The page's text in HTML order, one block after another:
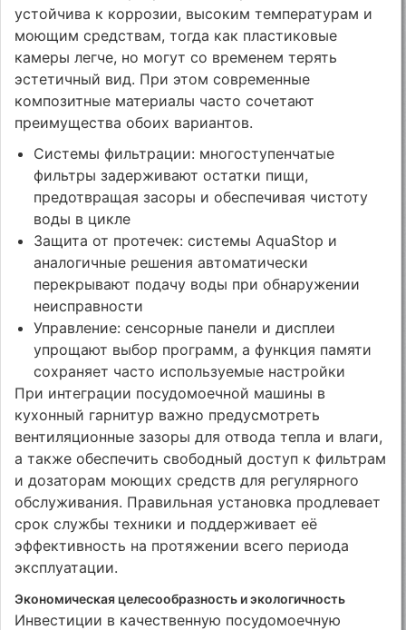
устойчива к коррозии, высоким температурам и
моющим средствам, тогда как пластиковые
камеры легче, но могут со временем терять
эстетичный вид. При этом современные
композитные материалы часто сочетают
преимущества обоих вариантов.
Системы фильтрации: многоступенчатые
фильтры задерживают остатки пищи,
предотвращая засоры и обеспечивая чистоту
воды в цикле
Защита от протечек: системы AquaStop и
аналогичные решения автоматически
перекрывают подачу воды при обнаружении
неисправности
Управление: сенсорные панели и дисплеи
упрощают выбор программ, а функция памяти
сохраняет часто используемые настройки
При интеграции посудомоечной машины в
кухонный гарнитур важно предусмотреть
вентиляционные зазоры для отвода тепла и влаги,
а также обеспечить свободный доступ к фильтрам
и дозаторам моющих средств для регулярного
обслуживания. Правильная установка продлевает
срок службы техники и поддерживает её
эффективность на протяжении всего периода
эксплуатации.
Экономическая целесообразность и экологичность
Инвестиции в качественную посудомоечную